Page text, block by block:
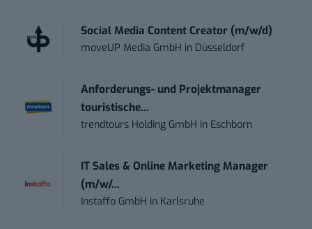
Social Media Content Creator (m/w/d)
moveUP Media GmbH in Düsseldorf
Anforderungs- und Projektmanager
touristische...
trendtours Holding GmbH in Eschborn
IT Sales & Online Marketing Manager
(m/w/...
Instaffo GmbH in Karlsruhe